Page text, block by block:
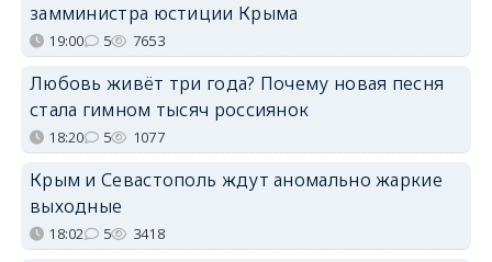
замминистра юстиции Крыма
19:00 5 7653
Любовь живёт три года? Почему новая песня
стала гимном тысяч россиянок
18:20 5 1077
Крым и Севастополь ждут аномально жаркие
выходные
18:02 5 3418